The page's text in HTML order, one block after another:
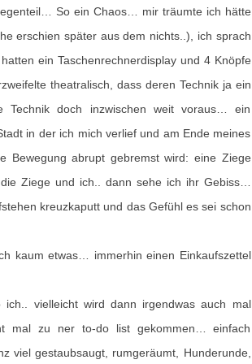
So ein Chaos… mir träumte ich hätte
erschien später aus dem nichts..), ich sprach
ein Taschenrechnerdisplay und 4 Knöpfe
theatralisch, dass deren Technik ja ein
doch inzwischen weit voraus… ein
in der ich mich verlief und am Ende meines
Bewegung abrupt gebremst wird: eine Ziege
Ziege und ich.. dann sehe ich ihr Gebiss…
kreuzkaputt und das Gefühl es sei schon
kaum etwas… immerhin einen Einkaufszettel
vielleicht wird dann irgendwas auch mal
mal zu ner to-do list gekommen… einfach
viel gestaubsaugt, rumgeräumt, Hunderunde,